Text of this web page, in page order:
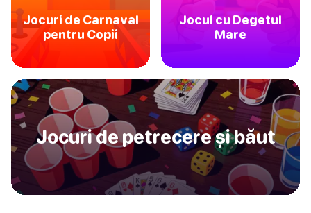
Jocuri de Carnaval
pentru Copii
Jocul cu Degetul
Mare
Jocuri de petrecere și băut